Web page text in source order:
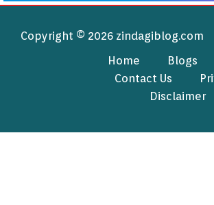
Copyright © 2026 zindagiblog.com
Home
Blogs
Contact Us
Disclaimer